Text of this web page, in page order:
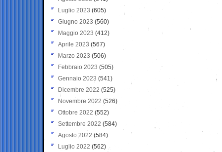
Luglio 2023 (605)
Giugno 2023 (560)
Maggio 2023 (412)
Aprile 2023 (567)
Marzo 2023 (506)
Febbraio 2023 (505)
Gennaio 2023 (541)
Dicembre 2022 (525)
Novembre 2022 (526)
Ottobre 2022 (552)
Settembre 2022 (584)
Agosto 2022 (584)
Luglio 2022 (562)